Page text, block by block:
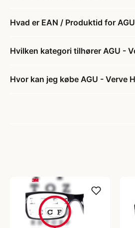
Hvad er EAN / Produktid for
Hvilken kategori tilhører AGU -
Hvor kan jeg købe AGU - Verve